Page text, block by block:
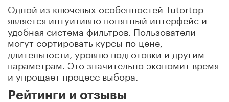
Одной из ключевых особенностей Tutortop
является интуитивно понятный интерфейс и
удобная система фильтров. Пользователи
могут сортировать курсы по цене,
длительности, уровню подготовки и другим
параметрам. Это значительно экономит время
и упрощает процесс выбора.
Рейтинги и отзывы